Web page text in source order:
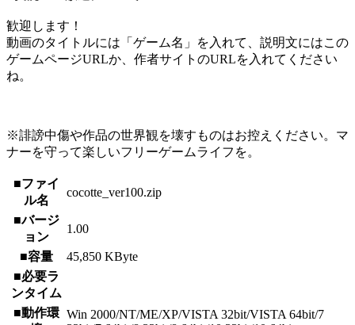
歓迎します！
動画のタイトルには「ゲーム名」を入れて、説明文にはこの
ゲームページURLか、作者サイトのURLを入れてください
ね。
※誹謗中傷や作品の世界観を壊すものはお控えください。マ
ナーを守って楽しいフリーゲームライフを。
■ファイ
ル名
cocotte_ver100.zip
■バージ
ョン
1.00
■容量
45,850 KByte
■必要ラ
ンタイム
■動作環 Win 2000/NT/ME/XP/VISTA 32bit/VISTA 64bit/7